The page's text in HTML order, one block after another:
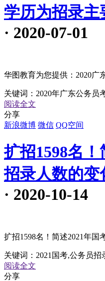
学历为招录主
· 2020-07-01
华图教育为您提供：2020广
关键词： 2020年广东公务员
阅读全文
分享
新浪微博 微信 QQ空间
扩招1598名
招录人数的变
· 2020-10-14
扩招1598名！简述2021年国
关键词： 2021国考,公务员招
阅读全文
分享